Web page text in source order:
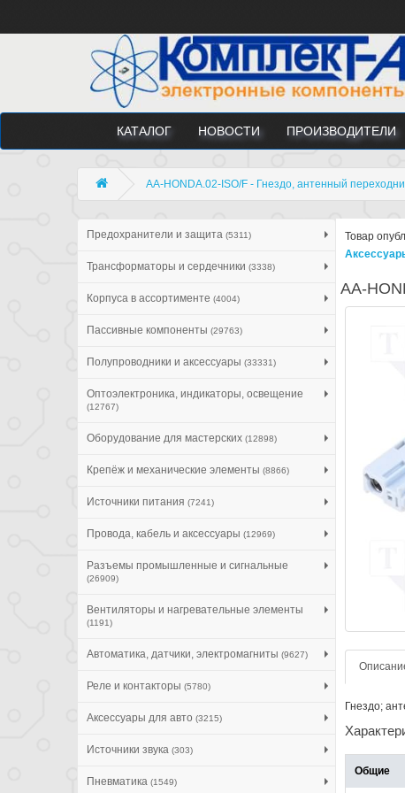
КАТАЛОГ НОВОСТИ ПРОИЗВОДИТЕЛИ
AA-HONDA.02-ISO/F - Гнездо, антенный
Предохранители и защита (5311)
Трансформаторы и сердечники (3338)
Корпуса в ассортименте (4004)
Пассивные компоненты (29763)
Полупроводники и аксессуары (33331)
Оптоэлектроника, индикаторы, освещение
(12767)
Оборудование для мастерских (12898)
Крепёж и механические элементы (8866)
Источники питания (7241)
Провода, кабель и аксессуары (12969)
Разъемы промышленные и сигнальные
(26909)
Вентиляторы и нагревательные элементы
(1191)
Автоматика, датчики, электромагниты (9627)
Реле и контакторы (5780)
Аксессуары для авто (3215)
Источники звука (303)
Пневматика (1549)
Товар
AA-
Гнездо;
Общие